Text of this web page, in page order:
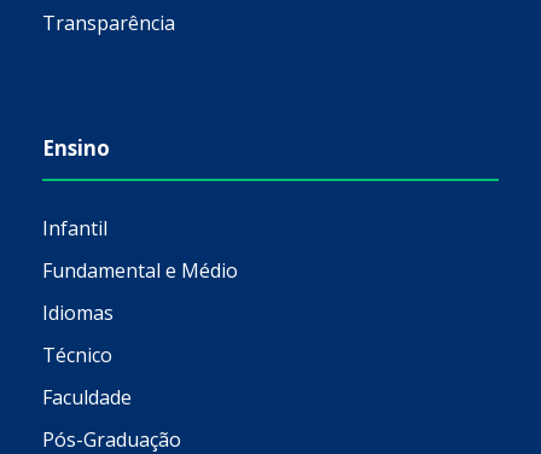
Transparência
Ensino
Infantil
Fundamental e Médio
Idiomas
Técnico
Faculdade
Pós-Graduação